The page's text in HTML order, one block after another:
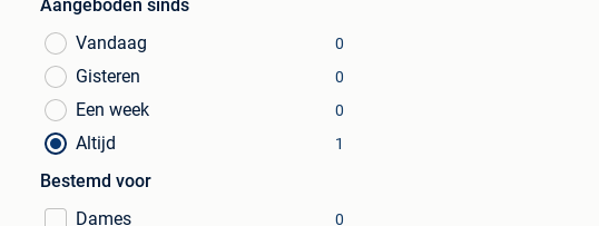
Aangeboden sinds
Vandaag
0
Gisteren 0
Een week 0
Altijd 1
Bestemd voor
Dames
0